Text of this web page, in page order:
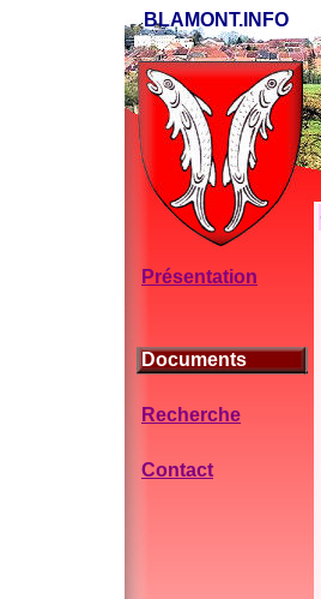
BLAMONT.INFO
Présentation
Documents
Recherche
Contact